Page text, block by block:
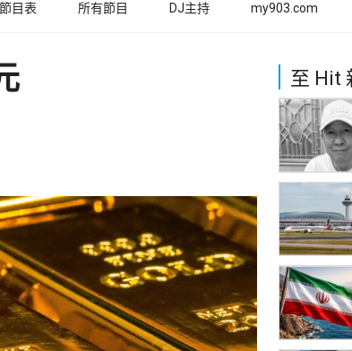
節目表 所有節目 DJ主持 my903.com
至 Hit